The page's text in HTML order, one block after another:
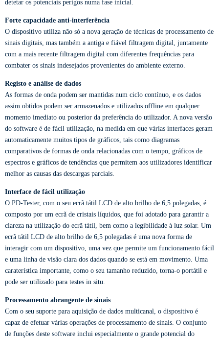
detetar os potenciais perigos numa fase inicial.
Forte capacidade anti-interferência
O dispositivo utiliza não só a nova geração de técnicas de processamento de
sinais digitais, mas também a antiga e fiável filtragem digital, juntamente
com a mais recente filtragem digital com diferentes frequências para
combater os sinais indesejados provenientes do ambiente externo.
Registo e análise de dados
As formas de onda podem ser mantidas num ciclo contínuo, e os dados
assim obtidos podem ser armazenados e utilizados offline em qualquer
momento imediato ou posterior da preferência do utilizador. A nova versão
do software é de fácil utilização, na medida em que várias interfaces geram
automaticamente muitos tipos de gráficos, tais como diagramas
comparativos de formas de onda relacionadas com o tempo, gráficos de
espectros e gráficos de tendências que permitem aos utilizadores identificar
melhor as causas das descargas parciais.
Interface de fácil utilização
O PD-Tester, com o seu ecrã tátil LCD de alto brilho de 6,5 polegadas, é
composto por um ecrã de cristais líquidos, que foi adotado para garantir a
clareza na utilização do ecrã tátil, bem como a legibilidade à luz solar. Um
ecrã tátil LCD de alto brilho de 6,5 polegadas é uma nova forma de
interagir com um dispositivo, uma vez que permite um funcionamento fácil
e uma linha de visão clara dos dados quando se está em movimento. Uma
caraterística importante, como o seu tamanho reduzido, torna-o portátil e
pode ser utilizado para testes in situ.
Processamento abrangente de sinais
Com o seu suporte para aquisição de dados multicanal, o dispositivo é
capaz de efetuar várias operações de processamento de sinais. O conjunto
de funções deste software inclui especialmente o grande potencial do